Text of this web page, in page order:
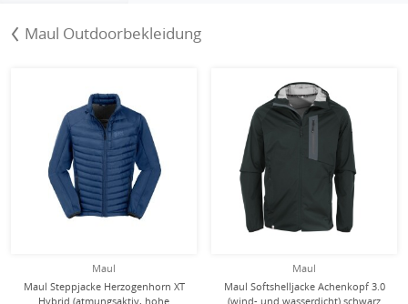
Maul Outdoorbekleidung
Maul
Maul Steppjacke Herzogenhorn XT
Hybrid (atmungsaktiv, hohe
Maul
Maul Softshelljacke Achenkopf 3.0
(wind- und wasserdicht) schwarz